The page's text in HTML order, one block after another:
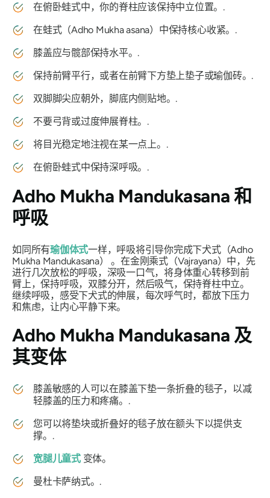
在俯卧蛙式中，你的脊柱应该保持中立位置。.
在蛙式（Adho Mukha asana）中保持核心收紧。.
膝盖应与髋部保持水平。.
保持前臂平行，或者在前臂下方垫上垫子或瑜伽砖。.
双脚脚尖应朝外，脚底内侧贴地。.
不要弓背或过度伸展脊柱。.
将目光稳定地注视在某一点上。.
在俯卧蛙式中保持深呼吸。.
Adho Mukha Mandukasana和
呼吸
如同所有瑜伽体式一样，呼吸将引导你完成下犬式（Adho
Mukha Mandukasana） 。在金刚乘式（Vajrayana）中，先
进行几次放松的呼吸，深吸一口气，将身体重心转移到前
臂上，保持呼吸，双膝分开，然后吸气，保持脊柱中立。
继续呼吸，感受下犬式的伸展，每次呼气时，都放下压力
和焦虑，让内心平静下来。
Adho Mukha Mandukasana 及
其变体
膝盖敏感的人可以在膝盖下垫一条折叠的毯子，以减
轻膝盖的压力和疼痛。.
您可以将垫块或折叠好的毯子放在额头下以提供支
撑。.
宽腿儿童式变体。
曼杜卡萨纳式。.